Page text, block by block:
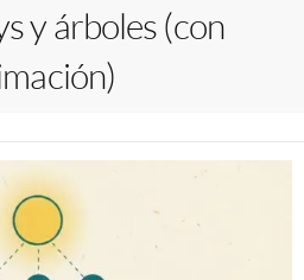
y árboles (con